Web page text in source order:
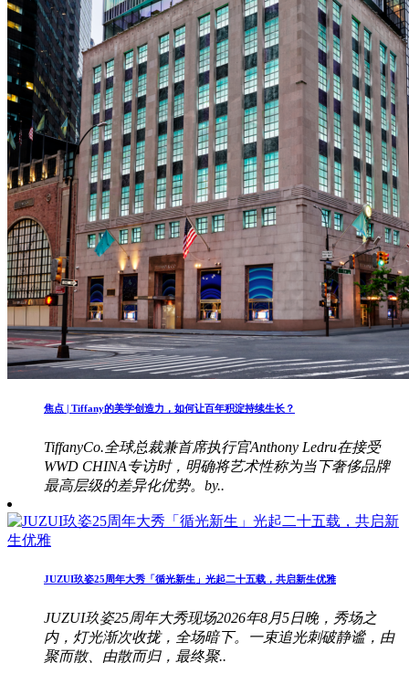
焦点 | Tiffany的美学创造力，如何让百年积淀持续生长？
TiffanyCo.全球总裁兼首席执行官Anthony Ledru在接受
WWD CHINA专访时，明确将艺术性称为当下奢侈品牌
最高层级的差异化优势。by..
JUZUI玖姿25周年大秀「循光新生」光起二十五载，共启新生优雅
JUZUI玖姿25周年大秀现场2026年8月5日晚，秀场之
内，灯光渐次收拢，全场暗下。一束追光刺破静谧，由
聚而散、由散而归，最终聚..